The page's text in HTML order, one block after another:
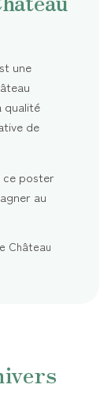
une
qualité
de
, ce poster
au